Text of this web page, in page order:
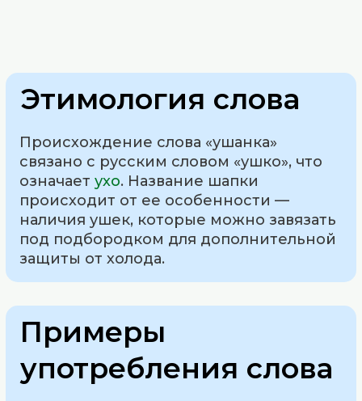
Этимология слова
Происхождение слова «ушанка»
связано с русским словом «ушко», что
означаетухо. Название шапки
происходит от ее особенности —
наличия ушек, которые можно завязать
под подбородком для дополнительной
защиты от холода.
Примеры
употребления слова